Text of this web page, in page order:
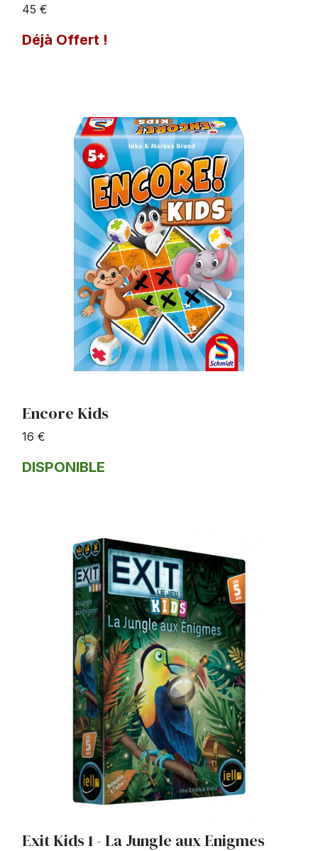
45 €
Déjà Offert !
Encore Kids
16 €
DISPONIBLE
Exit Kids 1 - La Jungle aux Enigmes